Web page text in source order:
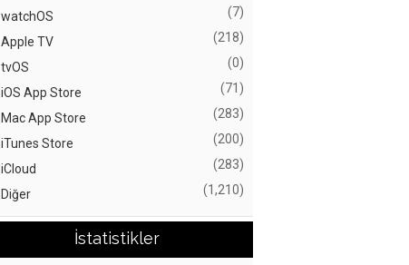
watchOS (7)
Apple TV (218)
tvOS (0)
iOS App Store (71)
Mac App Store (283)
iTunes Store (200)
iCloud (283)
Diğer (1,210)
İstatistikler